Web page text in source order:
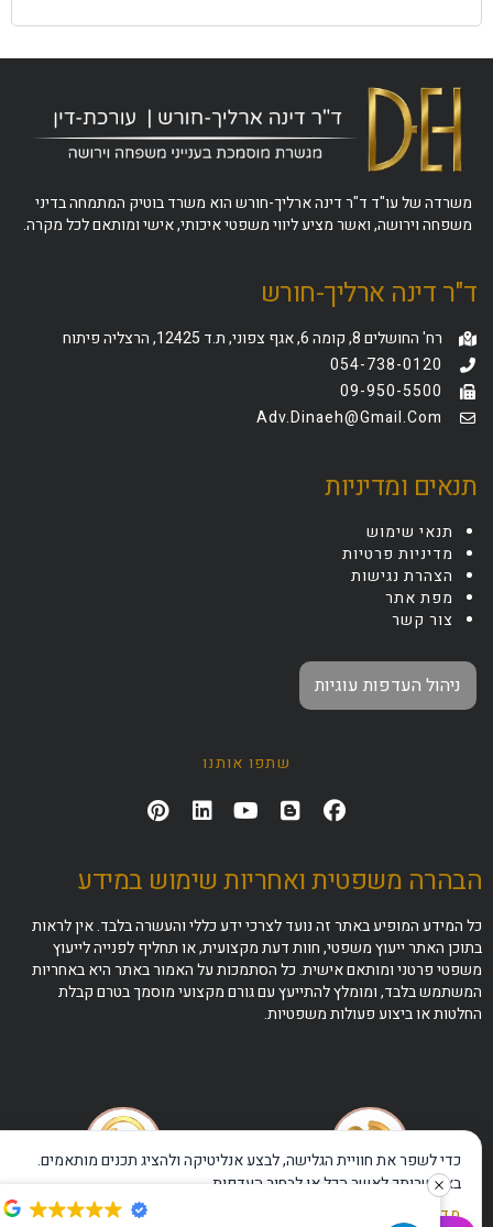
משרדה של עו"ד ד"ר דינה ארליך-חורש הוא משרד בוטיק המתמחה בדיני
משפחה וירושה, ואשר מציע ליווי משפטי איכותי, אישי ומותאם לכל מקרה.
ד"ר דינה ארליך-חורש
רח' החושלים 8, קומה 6, אגף צפוני, ת.ד 12425, הרצליה פיתוח
054-738-0120
09-950-5500
Adv.dinaeh@gmail.com
תנאים ומדיניות
תנאי שימוש
מדיניות פרטיות
הצהרת נגישות
מפת אתר
צור קשר
ניהול העדפות עוגיות
שתפו אותנו
הבהרה משפטית ואחריות שימוש במידע
כל המידע המופיע באתר זה נועד לצרכי ידע כללי והעשרה בלבד. אין לראות
בתוכן האתר ייעוץ משפטי, חוות דעת מקצועית, או תחליף לפנייה לייעוץ
משפטי פרטני ומותאם אישית. כל הסתמכות על האמור באתר היא באחריות
המשתמש בלבד, ומומלץ להתייעץ עם גורם מקצועי מוסמך בטרם קבלת
החלטות או ביצוע פעולות משפטיות.
התקשרו עכשיו לוואטסאפ מהיר
כדי לשפר את חוויית הגלישה, לבצע אנליטיקה ולהציג תכנים מותאמים.
באפשרותך לאשר הכל או לבחור העדפות.
מדיניות פרטיות